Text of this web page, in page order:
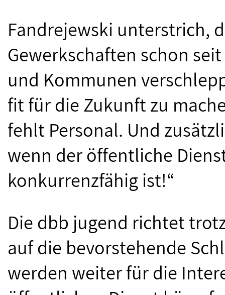
Fandrejewski unterstrich,
Gewerkschaften schon
und Kommunen
fit für die Zukunft zu
fehlt Personal. Und
wenn der öffentliche
konkurrenzfähig ist!“
Die dbb jugend richtet
auf die bevorstehende
werden weiter für die